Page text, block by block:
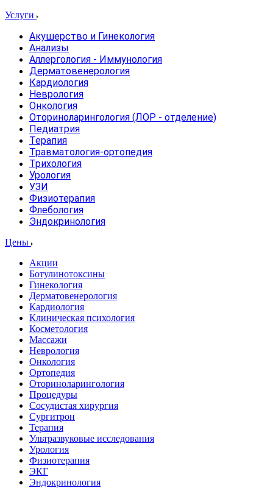
Услуги
Акушерство и Гинекология
Анализы
Аллергология - Иммунология
Дерматовенерология
Кардиология
Неврология
Онкология
Оториноларингология (ЛОР - отделение)
Педиатрия
Терапия
Травматология-ортопедия
Трихология
Урология
УЗИ
Физиотерапия
Флебология
Эндокринология
Цены
Акции
Ботулинотоксины
Гинекология
Дерматовенерология
Кардиология
Клиническая психология
Косметология
Массажи
Неврология
Онкология
Ортопедия
Оториноларингология
Процедуры
Сосудистая хирургия
Сургитрон
Терапия
Ультразвуковые исследования
Урология
Физиотерапия
ЭКГ
Эндокринология